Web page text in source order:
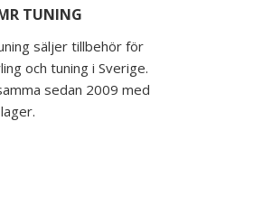
TUNING
säljer tillbehör för
och tuning i Sverige.
sedan 2009 med